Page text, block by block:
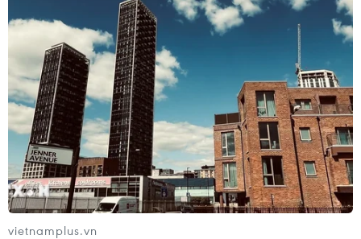
vietnamplus.vn